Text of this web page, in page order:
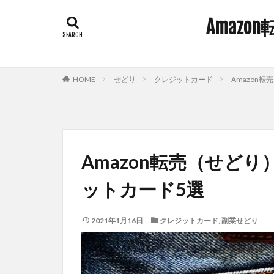
HOME せどり クレジットカード Amazon転
Amazon転売（せどり
ットカード5選
2021年1月16日 クレジットカード, 副業せどり